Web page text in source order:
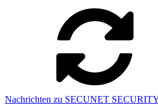
Nachrichten zu SECUNET